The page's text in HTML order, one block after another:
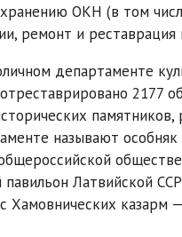
ОКН (в том
ремонт и
департаменте
2177
называют
Латвийской
Хамовнических